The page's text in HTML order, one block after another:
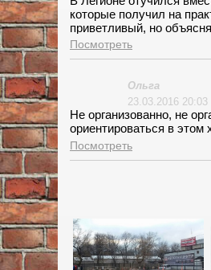
которые получил на
приветливый, но
третьем. Автопарк
Посмотреть
Ольга
23.03.2016 20:03
Не организованно, не
ориентироваться в
Посмотреть